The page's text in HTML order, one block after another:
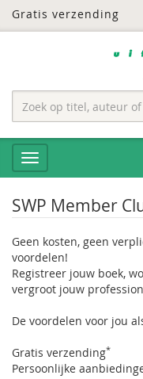
Gratis verzending
SWP Member
Geen kosten, geen
voordelen!
Registreer jouw boek,
vergroot jouw
De voordelen voor jou
Gratis verzending*
Persoonlijke